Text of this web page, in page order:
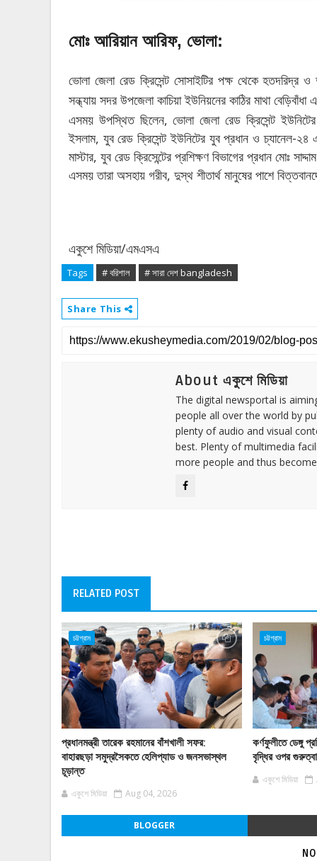
মোঃ আরিয়ান আরিফ, ভোলা:
ভোলা জেলা রেড ক্রিসেন্ট সোসাইটির পক্ষ থেকে হতদরিদ্র ও
সন্ধ্যায় সদর উপজেলা কাচিয়া ইউনিয়নের কাঠির মাথা
এসময় উপস্থিত ছিলেন, ভোলা জেলা রেড ক্রিসেন্ট
ইসলাম, যুব রেড ক্রিসেন্ট ইউনিটের যুব প্রধান ও চ্যানেল-
মাস্টার, যুব রেড ক্রিসেন্টের প্রশিক্ষণ বিভাগের প্রধান
এসময় তারা অসহায় গরীব, দুস্থ শীতার্থ মানুষের পাশে
একুশে মিডিয়া/এমএসএ
Tags # বরিশাল # সারা দেশ bangladesh
Share This
About একুশে মিডিয়া
The digital newsportal is
people all over the world by
plenty of audio and visual
best. Plenty of multimedia
more people and thus
RELATED POST
চট্টগ্রাম
প্রধানমন্ত্রী তারেক রহমানের বাঁশখালী সফর:
বাহারছড়া সমুদ্রসৈকতে হেলিপ্যাড ও জনসভাস্থল
চূড়ান্ত
একুশে মিডিয়া Aug 04, 2026
চট্টগ্রাম
কর্ণফুলীতে ডেঙ্গু
বৃদ্ধির ওপর
একুশে মিডিয়া
BLOGGER